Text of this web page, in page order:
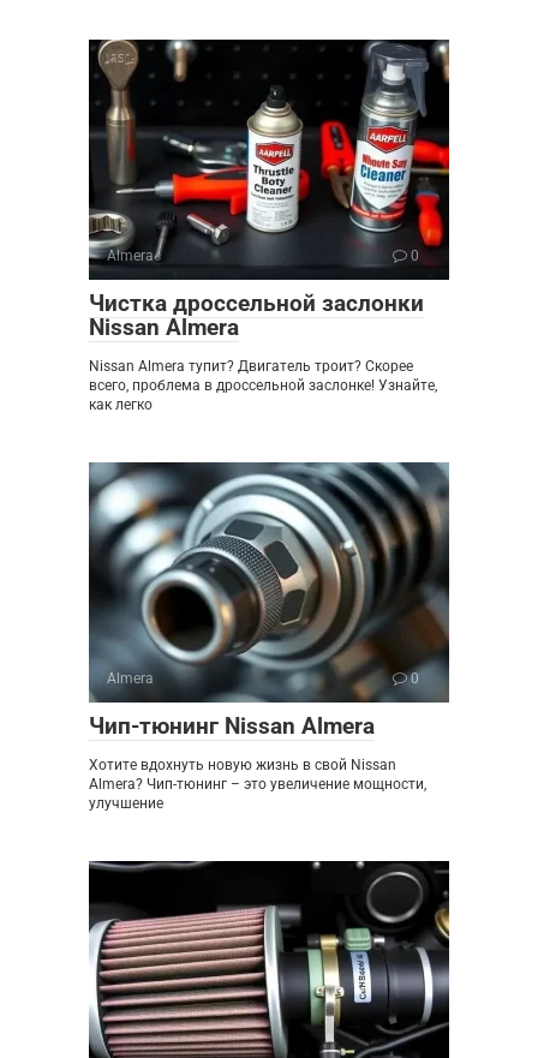
Almera 0
Чистка дроссельной заслонки
Nissan Almera
Nissan Almera тупит? Двигатель троит? Скорее
всего, проблема в дроссельной заслонке! Узнайте,
как легко
Almera 0
Чип-тюнинг Nissan Almera
Хотите вдохнуть новую жизнь в свой Nissan
Almera? Чип-тюнинг – это увеличение мощности,
улучшение